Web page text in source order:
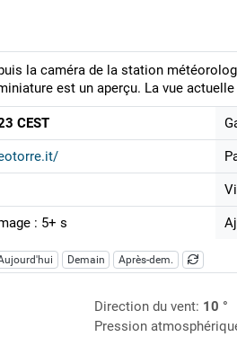
la caméra de la station
est un aperçu. La vue
CEST
: 5+ s
Demain Après-dem.
Direction du vent: 10 °
Pression